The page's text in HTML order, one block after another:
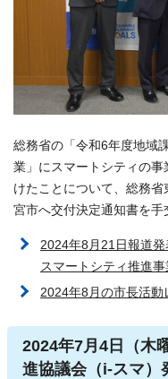
総務省の「令和6年度地域
業」にスマートシティの
けたことについて、総務
宮市へ交付決定通知書を手
2024年8月21日報道
スマートシティ推進
2024年8月の市長活動
2024年7月4日（木
進協議会（i-スマ）